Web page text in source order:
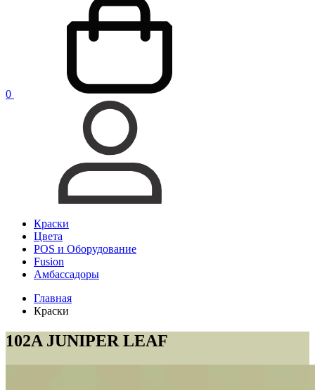
0
Краски
Цвета
POS и Оборудование
Fusion
Амбассадоры
Главная
Краски
102A JUNIPER LEAF